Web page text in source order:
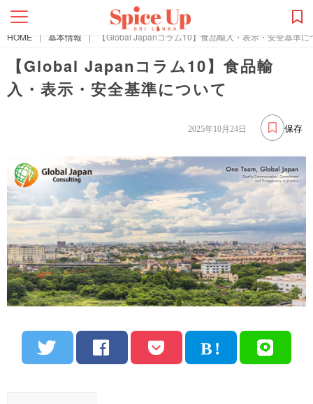
HOME | 基本情報 | 【Global Japanコラム10】食品輸入・表示・安全基準に
【Global Japanコラム10】食品輸
入・表示・安全基準について
保存
2025年10月24日